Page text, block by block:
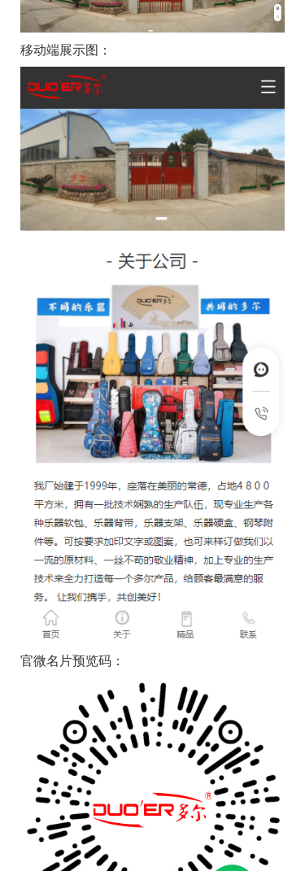
移动端展示图：
官微名片预览码：